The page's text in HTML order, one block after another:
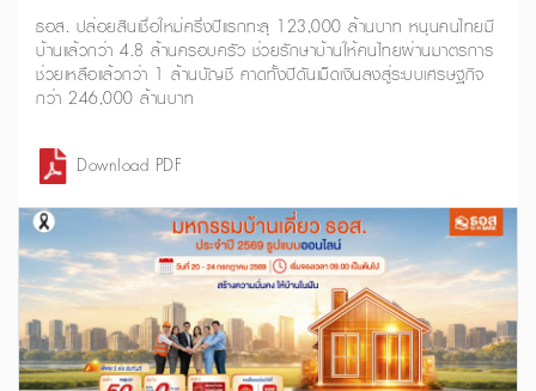
ธอส. ปล่อยสินเชื่อใหม่ครึ่งปีแรกทะลุ 123,000 ล้านบาท หนุนคนไทยมี
บ้านแล้วกว่า 4.8 ล้านครอบครัว ช่วยรักษาบ้านให้คนไทยผ่านมาตรการ
ช่วยเหลือแล้วกว่า 1 ล้านบัญชี คาดทั้งปีดันเม็ดเงินลงสู่ระบบเศรษฐกิจ
กว่า 246,000 ล้านบาท
Download PDF